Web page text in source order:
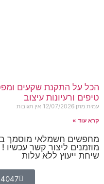
הכל על התקנת שקעים
טיפים ורעיונות עיצוב
עמית מתן 12/07/2026 אין תגובות
קרא עוד »
מחפשים חשמלאי מוסמך
מוזמנים ליצור קשר עכשיו !
שיחת ייעוץ ללא עלות